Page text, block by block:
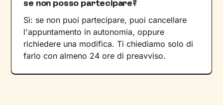
se non posso partecipare?
Sì: se non puoi partecipare, puoi cancellare
l'appuntamento in autonomia, oppure
richiedere una modifica. Ti chiediamo solo di
farlo con almeno 24 ore di preavviso.